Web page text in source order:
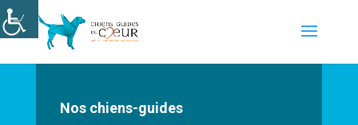
Nos chiens-guides